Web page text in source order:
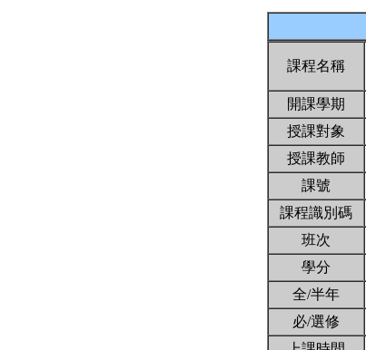
課程名稱
開課學期
授課對象
授課教師
課號
課程識別碼
班次
學分
全/半年
必/選修